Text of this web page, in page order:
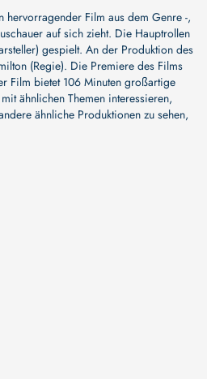
Film aus dem Genre -,
auf sich zieht. Die Hauptrollen
gespielt. An der Produktion des
(Regie). Die Premiere des Films
Film bietet 106 Minuten großartige
ähnlichen Themen interessieren,
ähnliche Produktionen zu sehen,